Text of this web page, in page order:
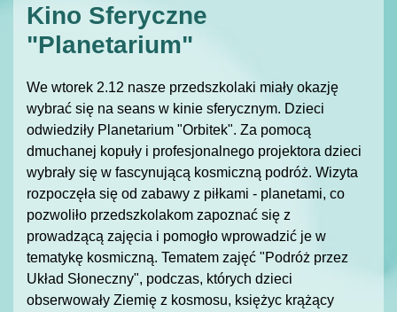
Kino Sferyczne
"Planetarium"
We wtorek 2.12 nasze przedszkolaki miały okazję
wybrać się na seans w kinie sferycznym. Dzieci
odwiedziły Planetarium "Orbitek". Za pomocą
dmuchanej kopuły i profesjonalnego projektora dzieci
wybrały się w fascynującą kosmiczną podróż. Wizyta
rozpoczęła się od zabawy z piłkami - planetami, co
pozwoliło przedszkolakom zapoznać się z
prowadzącą zajęcia i pomogło wprowadzić je w
tematykę kosmiczną. Tematem zajęć "Podróż przez
Układ Słoneczny", podczas, których dzieci
obserwowały Ziemię z kosmosu, księżyc krążący